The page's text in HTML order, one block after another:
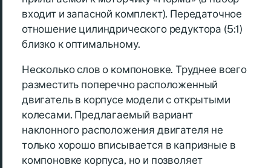
входит и запасной комплект). Передаточное
отношение цилиндрического редуктора (5:1)
близко к оптимальному.
Несколько слов о компоновке. Труднее всего
разместить поперечно расположенный
двигатель в корпусе модели с открытыми
колесами. Предлагаемый вариант
наклонного расположения двигателя не
только хорошо вписывается в капризные в
компоновке корпуса, но и позволяет